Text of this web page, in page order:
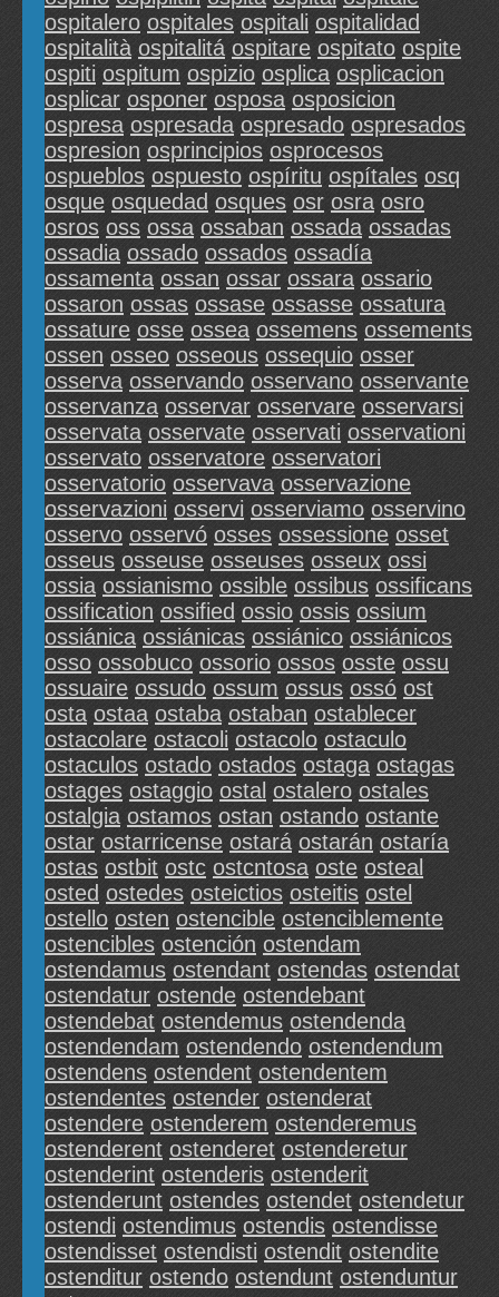
ospitalero ospitales ospitali ospitalidad
ospitalità ospitalitá ospitare ospitato ospite
ospiti ospitum ospizio osplica osplicacion
osplicar osponer osposa osposicion
ospresa ospresada ospresado ospresados
ospresion osprincipios osprocesos
ospueblos ospuesto ospíritu ospítales osq
osque osquedad osques osr osra osro
osros oss ossa ossaban ossada ossadas
ossadia ossado ossados ossadía
ossamenta ossan ossar ossara ossario
ossaron ossas ossase ossasse ossatura
ossature osse ossea ossemens ossements
ossen osseo osseous ossequio osser
osserva osservando osservano osservante
osservanza osservar osservare osservarsi
osservata osservate osservati osservationi
osservato osservatore osservatori
osservatorio osservava osservazione
osservazioni osservi osserviamo osservino
osservo osservó osses ossessione osset
osseus osseuse osseuses osseux ossi
ossia ossianismo ossible ossibus ossificans
ossification ossified ossio ossis ossium
ossiánica ossiánicas ossiánico ossiánicos
osso ossobuco ossorio ossos osste ossu
ossuaire ossudo ossum ossus ossó ost
osta ostaa ostaba ostaban ostablecer
ostacolare ostacoli ostacolo ostaculo
ostaculos ostado ostados ostaga ostagas
ostages ostaggio ostal ostalero ostales
ostalgia ostamos ostan ostando ostante
ostar ostarricense ostará ostarán ostaría
ostas ostbit ostc ostcntosa oste osteal
osted ostedes osteictios osteitis ostel
ostello osten ostencible ostenciblemente
ostencibles ostención ostendam
ostendamus ostendant ostendas ostendat
ostendatur ostende ostendebant
ostendebat ostendemus ostendenda
ostendendam ostendendo ostendendum
ostendens ostendent ostendentem
ostendentes ostender ostenderat
ostendere ostenderem ostenderemus
ostenderent ostenderet ostenderetur
ostenderint ostenderis ostenderit
ostenderunt ostendes ostendet ostendetur
ostendi ostendimus ostendis ostendisse
ostendisset ostendisti ostendit ostendite
ostenditur ostendo ostendunt ostenduntur